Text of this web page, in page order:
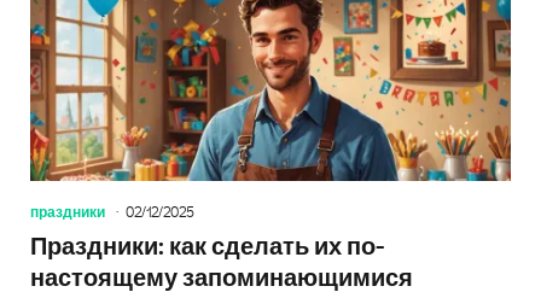
праздники 02/12/2025
Праздники: как сделать их по-
настоящему запоминающимися